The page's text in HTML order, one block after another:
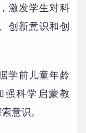
激发学生对科
创新意识和创
学前儿童年龄
强科学启蒙教
意识。